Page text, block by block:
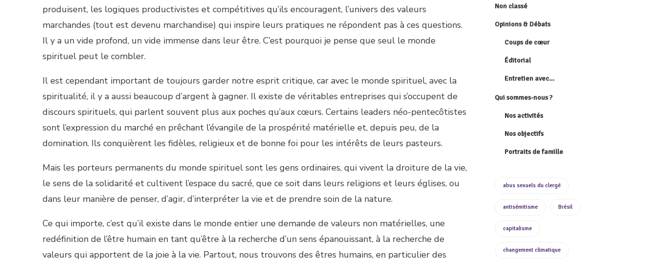
produisent, les logiques productivistes et compétitives qu’ils encouragent, l’univers des valeurs
marchandes (tout est devenu marchandise) qui inspire leurs pratiques ne répondent pas à ces questions.
Il y a un vide profond, un vide immense dans leur être. C’est pourquoi je pense que seul le monde
spirituel peut le combler.
Il est cependant important de toujours garder notre esprit critique, car avec le monde spirituel, avec la
spiritualité, il y a aussi beaucoup d’argent à gagner. Il existe de véritables entreprises qui s’occupent de
discours spirituels, qui parlent souvent plus aux poches qu’aux cœurs. Certains leaders néo-pentecôtistes
sont l’expression du marché en prêchant l’évangile de la prospérité matérielle et, depuis peu, de la
domination. Ils conquièrent les fidèles, religieux et de bonne foi pour les intérêts de leurs pasteurs.
Mais les porteurs permanents du monde spirituel sont les gens ordinaires, qui vivent la droiture de la vie,
le sens de la solidarité et cultivent l’espace du sacré, que ce soit dans leurs religions et leurs églises, ou
dans leur manière de penser, d’agir, d’interpréter la vie et de prendre soin de la nature.
Ce qui importe, c’est qu’il existe dans le monde entier une demande de valeurs non matérielles, une
redéfinition de l’être humain en tant qu’être à la recherche d’un sens épanouissant, à la recherche de
valeurs qui apportent de la joie à la vie. Partout, nous trouvons des êtres humains, en particulier des
Non classé
Opinions & Débats
Coups de cœur
Éditorial
Entretien avec…
Qui sommes-nous ?
Nos activités
Nos objectifs
Portraits de famille
abus sexuels du clergé
antisémitisme Brésil
capitalisme
changement climatique